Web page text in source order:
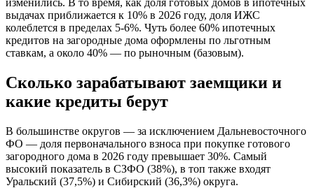
выдачах приближается к 10% в 2026 году, доля ИЖС
колеблется в пределах 5-6%. Чуть более 60% ипотечных
кредитов на загородные дома оформлены по льготным
ставкам, а около 40% — по рыночным (базовым).
Сколько зарабатывают заемщики и
какие кредиты берут
В большинстве округов — за исключением Дальневосточного
ФО — доля первоначального взноса при покупке готового
загородного дома в 2026 году превышает 30%. Самый
высокий показатель в СЗФО (38%), в топ также входят
Уральский (37,5%) и Сибирский (36,3%) округа.